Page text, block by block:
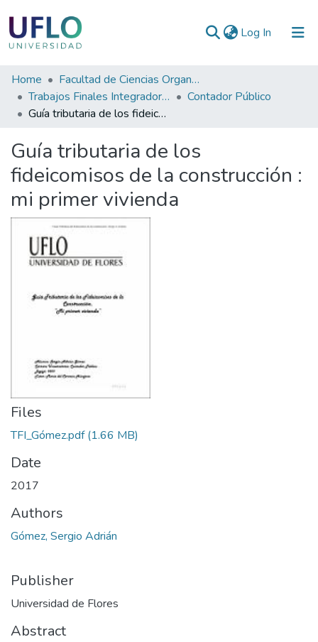
Log In (current)
Communities
&
Collections
All of RIUFLO
Statistics
Home
Facultad de Ciencias Organizacionales y de la Empresa
Trabajos Finales Integradores (TFI)
Contador Público
Guía tributaria de los fideicomisos de la construcción : mi primer vivienda
Guía tributaria de los
fideicomisos de la construcción :
mi primer vivienda
Files
TFI_Gómez.pdf(1.66 MB)
Date
2017
Authors
Gómez, Sergio Adrián
Publisher
Universidad de Flores
Abstract